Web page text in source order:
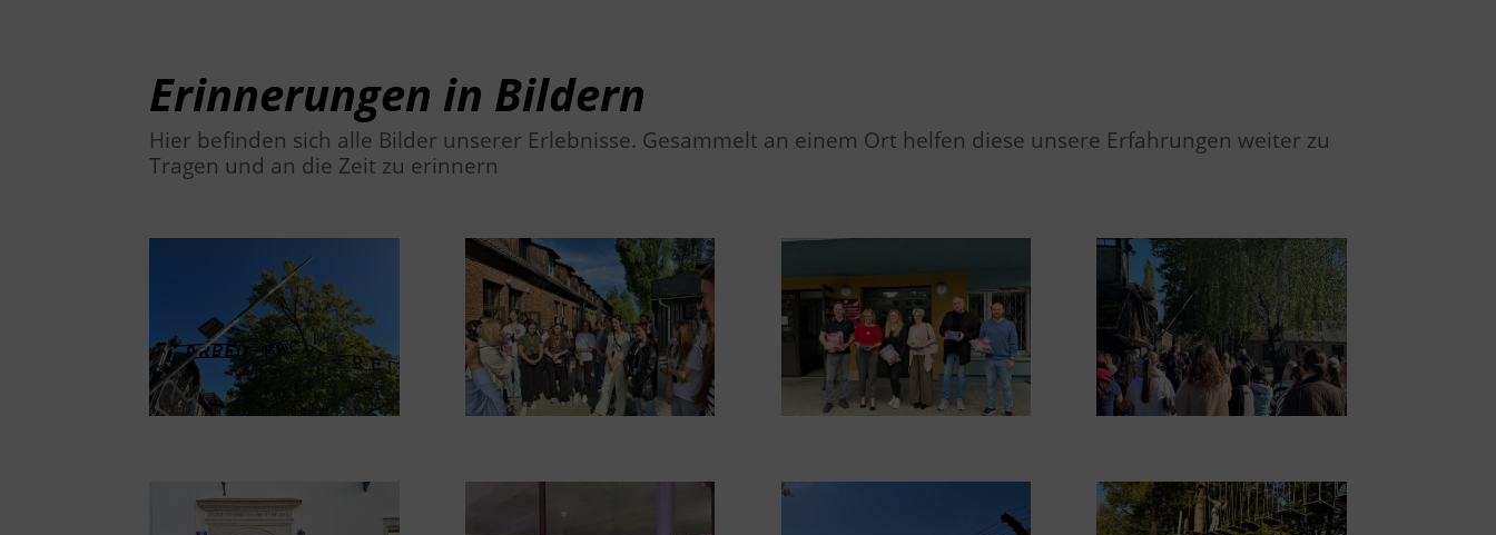
Erinnerungen in Bildern
Hier befinden sich alle Bilder unserer Erlebnisse. Gesammelt an einem Ort helfen diese unsere Erfahrungen weiter zu
Tragen und an die Zeit zu erinnern